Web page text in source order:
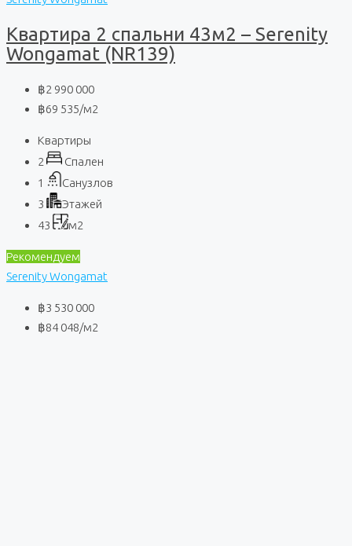
Квартира 2 спальни 43м2 – Serenity
Wongamat (NR139)
฿2 990 000
฿69 535/м2
Квартиры
2
Спален
1
Санузлов
3
Этажей
43
м2
Рекомендуем
Serenity Wongamat
฿3 530 000
฿84 048/м2